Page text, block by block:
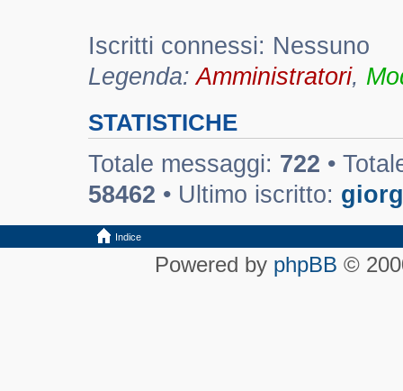
Iscritti connessi: Nessuno
Legenda:Amministratori,
STATISTICHE
Totale messaggi: 722 •
58462 • Ultimo iscritto:
Indice
Powered by phpBB ©